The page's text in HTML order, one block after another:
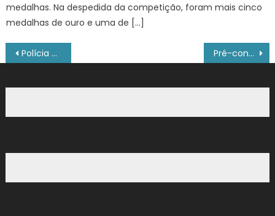
medalhas. Na despedida da competição, foram mais cinco
medalhas de ouro e uma de […]
Navegação
de
Post
Polícia Civil realiza palestra sobre enfrentamento à violência contra crianças e adolescentes Pré-conferências de Assistência Social têm início nesta quinta